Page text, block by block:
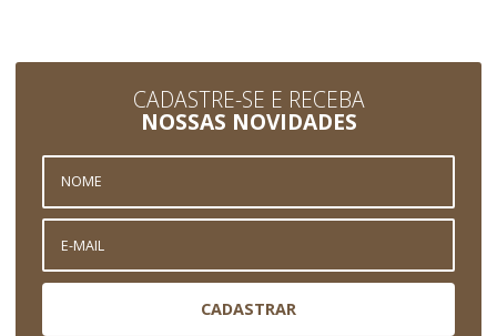
CADASTRE-SE E RECEBA
NOSSAS NOVIDADES
CADASTRAR